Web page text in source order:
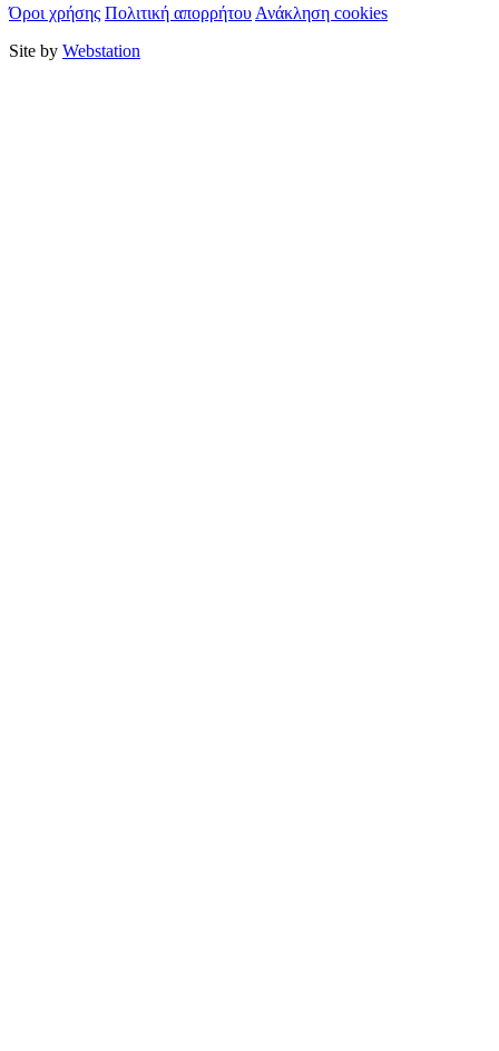
Όροι χρήσης Πολιτική απορρήτου Ανάκληση cookies
Site by Webstation